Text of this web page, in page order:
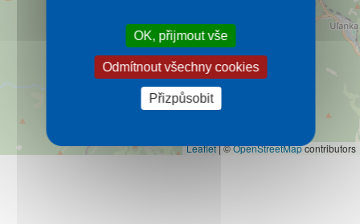
Leaflet|©OpenStreetMapcontributors
OK, přijmout vše
Odmítnout všechny cookies
Přizpůsobit